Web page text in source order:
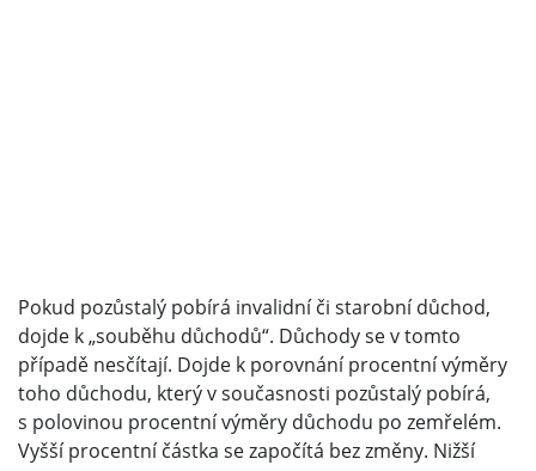
Pokud pozůstalý pobírá invalidní či starobní důchod,
dojde k „souběhu důchodů“. Důchody se v tomto
případě nesčítají. Dojde k porovnání procentní výměry
toho důchodu, který v současnosti pozůstalý pobírá,
s polovinou procentní výměry důchodu po zemřelém.
Vyšší procentní částka se započítá bez změny. Nižší